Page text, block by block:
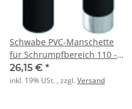
Schwabe PVC-Manschette
für Schrumpfbereich 110 -
130 COR115
26,15 € *
inkl. 19% USt. , zzgl.Versand